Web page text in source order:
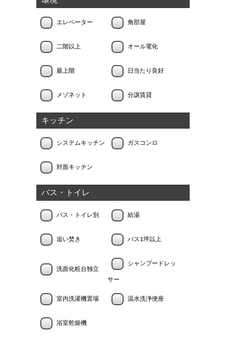
エレベーター 角部屋
二階以上 オール電化
最上階 日当たり良好
メゾネット 分譲賃貸
キッチン
システムキッチン ガスコンロ
対面キッチン
バス・トイレ
バス・トイレ別 給湯
追い焚き バス1坪以上
洗面化粧台独立
シャンプードレッ
サー
室内洗濯機置場 温水洗浄便座
浴室乾燥機